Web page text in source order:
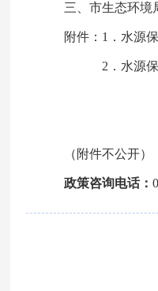
三、市生态环境
附件：1．水源
2．水源保
（附件不公开）
政策咨询电话：